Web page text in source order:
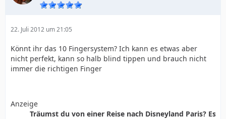
22. Juli 2012 um 21:05
Könnt ihr das 10 Fingersystem? Ich kann es etwas aber
nicht perfekt, kann so halb blind tippen und brauch nicht
immer die richtigen Finger
Anzeige
Träumst du von einer Reise nach Disneyland Paris? Es